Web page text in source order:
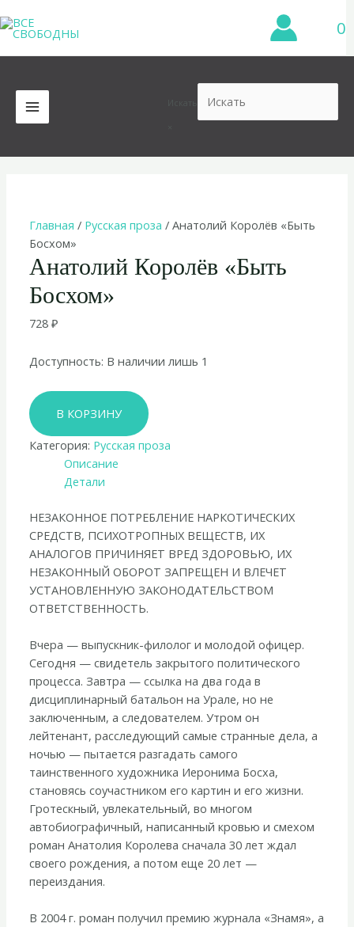
к
содержимому
0
MAIN
MENU
Главная / Русская проза / Анатолий Королёв «Быть
Босхом»
Анатолий Королёв «Быть
Босхом»
728₽
Доступность: В наличии лишь 1
Количество
товара
Анатолий
Королёв
Босхом»
В КОРЗИНУ
Категория: Русская проза
Описание
Детали
НЕЗАКОННОЕ ПОТРЕБЛЕНИЕ НАРКОТИЧЕСКИХ
СРЕДСТВ, ПСИХОТРОПНЫХ ВЕЩЕСТВ, ИХ
АНАЛОГОВ ПРИЧИНЯЕТ ВРЕД ЗДОРОВЬЮ, ИХ
НЕЗАКОННЫЙ ОБОРОТ ЗАПРЕЩЕН И ВЛЕЧЕТ
УСТАНОВЛЕННУЮ ЗАКОНОДАТЕЛЬСТВОМ
ОТВЕТСТВЕННОСТЬ.
Вчера — выпускник-филолог и молодой офицер.
Сегодня — свидетель закрытого политического
процесса. Завтра — ссылка на два года в
дисциплинарный батальон на Урале, но не
заключенным, а следователем. Утром он
лейтенант, расследующий самые странные дела, а
ночью — пытается разгадать самого
таинственного художника Иеронима Босха,
становясь соучастником его картин и его жизни.
Гротескный, увлекательный, во многом
автобиографичный, написанный кровью и смехом
роман Анатолия Королева сначала 30 лет ждал
своего рождения, а потом еще 20 лет —
переиздания.
В 2004 г. роман получил премию журнала «Знамя», а